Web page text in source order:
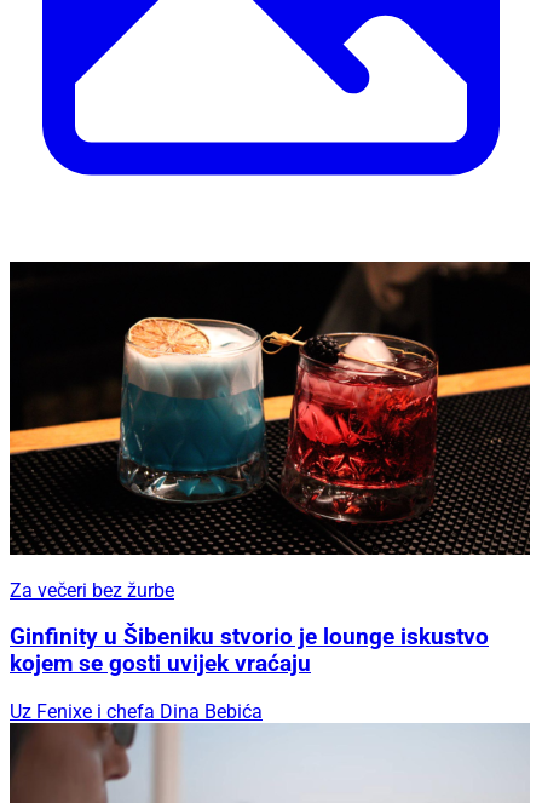
Za večeri bez žurbe
Ginfinity u Šibeniku stvorio je lounge iskustvo
kojem se gosti uvijek vraćaju
Uz Fenixe i chefa Dina Bebića